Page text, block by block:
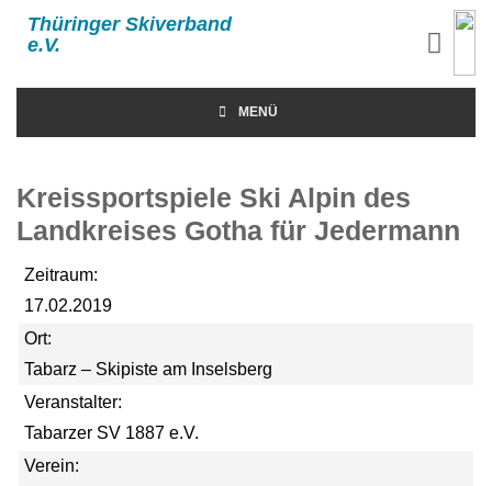
Thüringer Skiverband
e.V.
MENÜ
Kreissportspiele Ski Alpin des
Landkreises Gotha für Jedermann
Zeitraum:
17.02.2019
Ort:
Tabarz – Skipiste am Inselsberg
Veranstalter:
Tabarzer SV 1887 e.V.
Verein: